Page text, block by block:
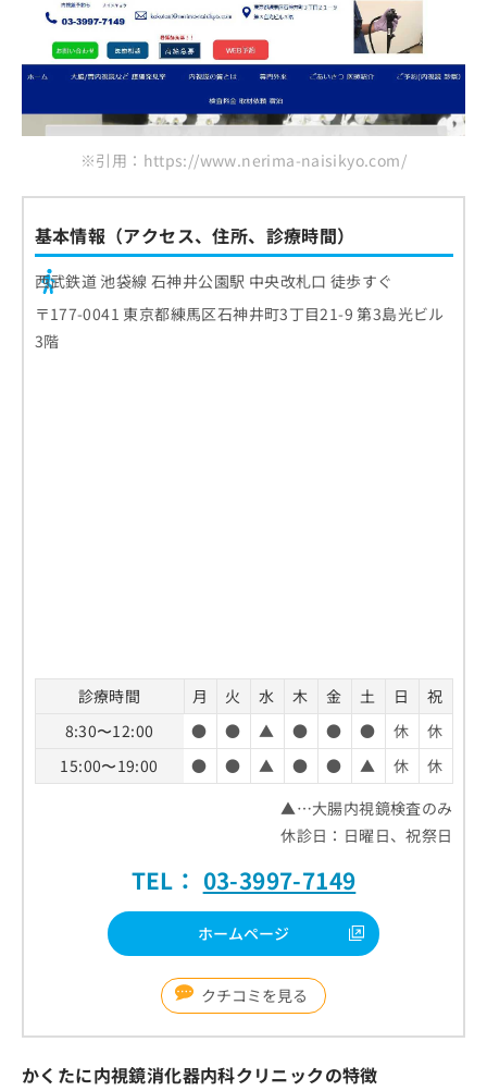
はたクリニック
金田医院
佐伯医院
まとめ：練馬区で評判の大腸カメラにおすすめ
のクリニック10選
※引用：https://www.nerima-naisikyo.com/
基本情報（アクセス、住所、診療時間）
西武鉄道 池袋線 石神井公園駅 中央改札口 徒歩すぐ
​〒177-0041 東京都練馬区石神井町3丁目21-9 第3島光ビル
3階
診療時間 月 火 水 木 金 土 日
祝
8:30〜12:00
● ● ▲ ● ● ● 休
休
15:00〜19:00
● ● ▲ ● ● ▲ 休
休
▲…大腸内視鏡検査のみ
休診日：日曜日、祝祭日
TEL： 03-3997-7149
ホームページ
クチコミを見る
かくたに内視鏡消化器内科クリニックの特徴
い
わ
せ
ち